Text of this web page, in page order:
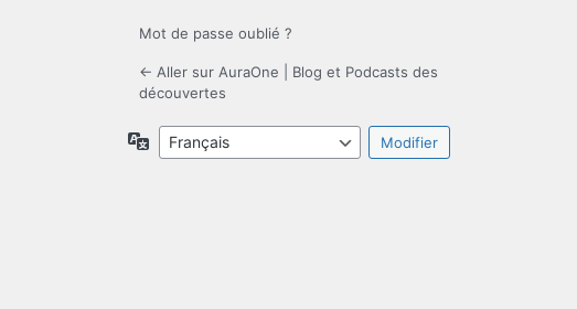
Mot de passe oublié ?
← Aller sur AuraOne | Blog et Podcasts des
découvertes
Langue